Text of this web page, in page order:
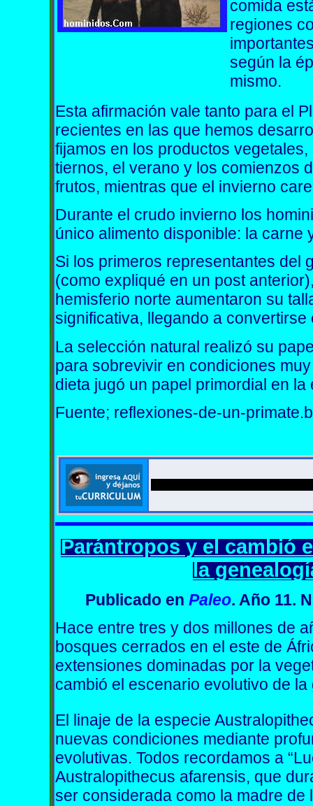
comida
regiones
según la
mismo.
Esta afirmación vale tanto para el
recientes en las que hemos
fijamos en los productos
tiernos, el verano y los comienzos
frutos, mientras que el invierno
Durante el crudo invierno los
único alimento disponible: la carne
Si los primeros representantes del
(como expliqué en un post
hemisferio norte aumentaron su
significativa, llegando a
La selección natural realizó su
para sobrevivir en condiciones
dieta jugó un papel primordial en
Fuente; reflexiones-de-un-
Parántropos y el cambió
la
Publicado en Paleo. Año 11.
Hace entre tres y dos millones de
bosques cerrados en el este de
extensiones dominadas por la
cambió el escenario evolutivo de
El linaje de la especie
nuevas condiciones mediante
evolutivas. Todos recordamos a
Australopithecus afarensis, que
ser considerada como la madre de